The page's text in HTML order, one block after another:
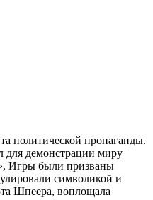
политической пропаганды.
для демонстрации миру
Игры были призваны
символикой и
Шпеера, воплощала